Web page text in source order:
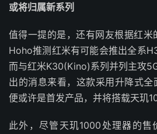
或将归属新系列
值得一提的是，还有网友根据红
Hoho推测红米有可能会推出全系
而与红米K30(Kino)系列并列主攻
出的消息来看，这款采用升降式
便或许是首发产品，并将搭载天玑
此外，尽管天玑1000处理器的售